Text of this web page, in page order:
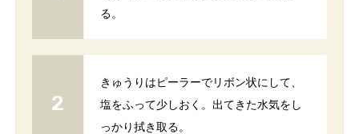
る。
きゅうりはピーラーでリボン状にして、
塩をふって少しおく。出てきた水気をし
っかり拭き取る。